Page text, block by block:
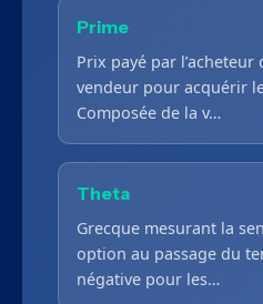
Prime
Prix payé par l’acheteur
vendeur pour acquérir
Composée de la v…
Theta
Grecque mesurant la
option au passage du
négative pour les…